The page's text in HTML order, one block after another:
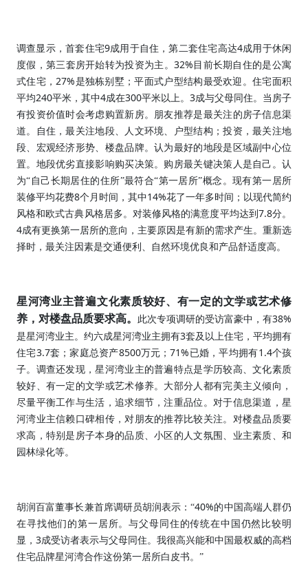
调查显示，首套住宅9成用于自住，第二套住宅高达4成用于休闲
度假，第三套房开始转为投资为主。 32% 目前长期自住的是公寓
式住宅，27%是独栋别墅；平面式户型结构最受欢迎。住宅面积
平均240平米，其中4成在300平米以上。 3成与父母同住。当房子
有投资价值时会考虑购置新房。朋友推荐是最关注的房子信息渠
道。自住，最关注地段、人文环境、户型结构；投资，最关注地
段、宏观经济形势、楼盘品牌。认为最好的地段是区域副中心位
置。地段优劣直接影响购买决策。购房最关键决策人是自己。认
为“自己长期居住的住所”最符合“第一居所”概念。现有第一居所
装修平均花费8个月时间，其中14%花了一年多时间；以现代简约
风格和欧式古典风格居多。对装修风格的满意度平均达到 7.8分。
4成有更换第一居所的意向，主要原因是有新的需求产生。重新选
择时，最关注因素是交通便利、自然环境优良和产品舒适度高。
星河湾业主普遍文化素质较好、有一定的文学或艺术修
养，对楼盘品质要求高。
此次专项调研的受访富豪中，有38%
是星河湾业主。约六成星河湾业主拥有3套及以上住宅，平均拥有
住宅3.7套；家庭总资产8500万元；71% 已婚，平均拥有1.4个孩
子。调查还发现，星河湾业主的普遍特点是学历较高、文化素质
较好、有一定的文学或艺术修养。大部分人都有完美主义倾向，
尽量平衡工作与生活，追求细节，注重品位。对于信息渠道，星
河湾业主信赖口碑相传，对朋友的推荐比较关注。对楼盘品质要
求高，特别是房子本身的品质、小区的人文氛围、业主素质、和
园林绿化等。
胡润百富董事长兼首席调研员胡润表示：“40%的中国高端人群仍
在寻找他们的第一居所。与父母同住的传统在中国仍然比较明
显， 3成受访者表示与父母同住。我很高兴能和中国最权威的高档
住宅品牌星河湾合作这份第一居所白皮书。”